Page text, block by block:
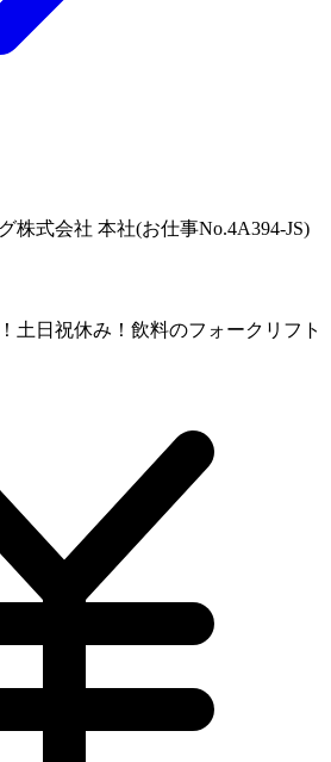
株式会社 本社(お仕事No.4A394-JS)
土日祝休み！飲料のフォークリフト